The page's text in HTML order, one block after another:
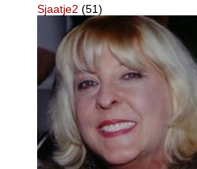
Sjaatje2 (51)